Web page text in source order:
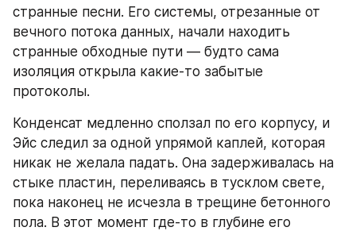
странные песни. Его системы, отрезанные от
вечного потока данных, начали находить
странные обходные пути — будто сама
изоляция открыла какие-то забытые
протоколы.
Конденсат медленно сползал по его корпусу, и
Эйс следил за одной упрямой каплей, которая
никак не желала падать. Она задерживалась на
стыке пластин, переливаясь в тусклом свете,
пока наконец не исчезла в трещине бетонного
пола. В этот момент где-то в глубине его